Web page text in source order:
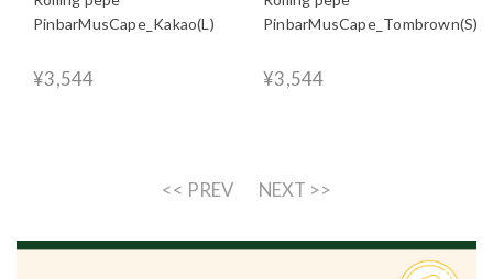
PinbarMusCape_Kakao(L)
¥3,544
PinbarMusCape_Tombrown(S)
¥3,544
<< PREV NEXT >>